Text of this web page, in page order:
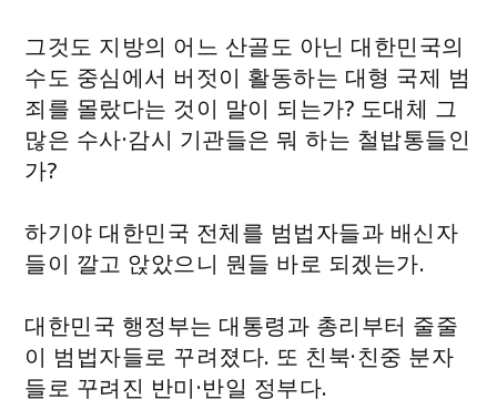
그것도 지방의 어느 산골도 아닌 대한민국의
수도 중심에서 버젓이 활동하는 대형 국제 범
죄를 몰랐다는 것이 말이 되는가? 도대체 그
많은 수사·감시 기관들은 뭐 하는 철밥통들인
가?
하기야 대한민국 전체를 범법자들과 배신자
들이 깔고 앉았으니 뭔들 바로 되겠는가.
대한민국 행정부는 대통령과 총리부터 줄줄
이 범법자들로 꾸려졌다. 또 친북·친중 분자
들로 꾸려진 반미·반일 정부다.